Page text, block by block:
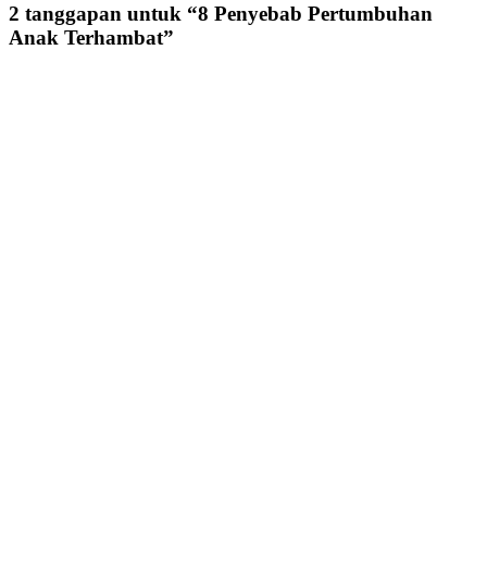
2 tanggapan untuk “8 Penyebab Pertumbuhan
Anak Terhambat”